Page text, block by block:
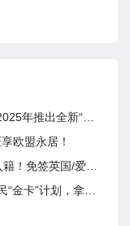
新“居住体验”要求
欧盟永居！
签英国/爱尔兰！
民身份，计划取代EB-5！